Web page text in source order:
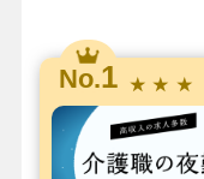
No.1 ★ ★ ★